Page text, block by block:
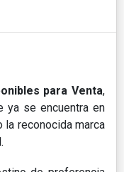
para Venta,
ya se encuentra en
la reconocida marca